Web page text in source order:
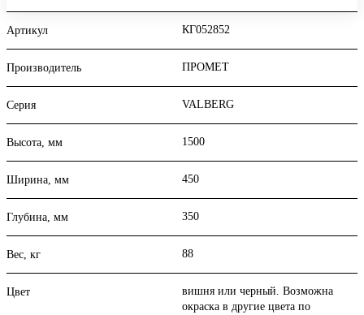
Артикул КГ052852
Производитель ПРОМЕТ
Серия VALBERG
Высота, мм 1500
Ширина, мм 450
Глубина, мм 350
Вес, кг 88
Цвет
вишня или черный. Возможна
окраска в другие цвета по